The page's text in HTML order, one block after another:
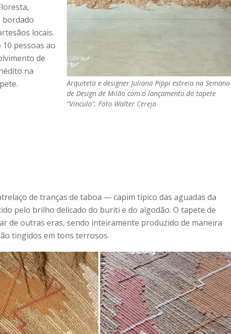
Arquiteta e designer Juliana Pippi estreia na Semana
de Design de Milão com o lançamento do tapete
“Vínculo”. Foto Walter Cereja
bordado
locais.
pessoas ao
de
na
de tranças de taboa — capim típico das aguadas da
pelo brilho delicado do buriti e do algodão. O tapete de
de outras eras, sendo inteiramente produzido de maneira
tingidos em tons terrosos.